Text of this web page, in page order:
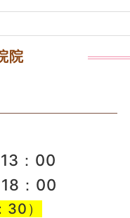
院
：00
：00
30）